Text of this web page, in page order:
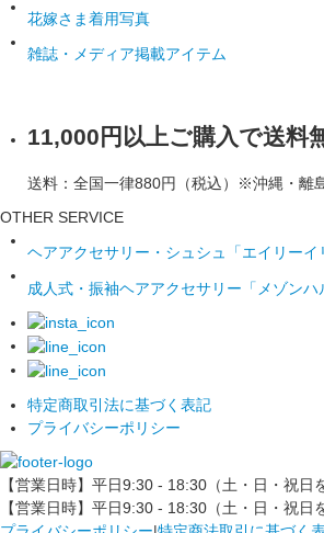
花嫁さま着用写真
雑誌・メディア掲載アイテム
11,000円以上ご購入で送料
送料：全国一律880円（税込）※沖縄・離
OTHER SERVICE
ヘアアクセサリー・シュシュ「エイリーイ
成人式・振袖ヘアアクセサリー「メゾンハ
特定商取引法に基づく表記
プライバシーポリシー
【営業日時】平日9:30 - 18:30（土・日・祝日
【営業日時】平日9:30 - 18:30（土・日・祝日